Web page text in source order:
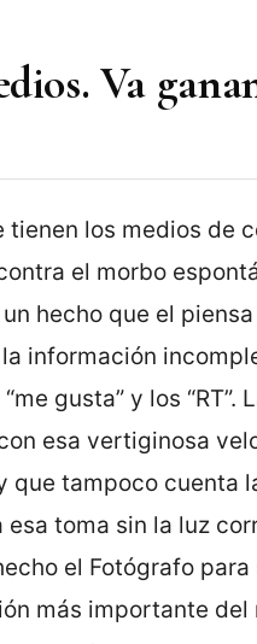
Va
los medios de
el morbo
hecho que el
información
gusta” y los
esa vertiginosa
que tampoco cuenta
toma sin la luz
el Fotógrafo
más importante del